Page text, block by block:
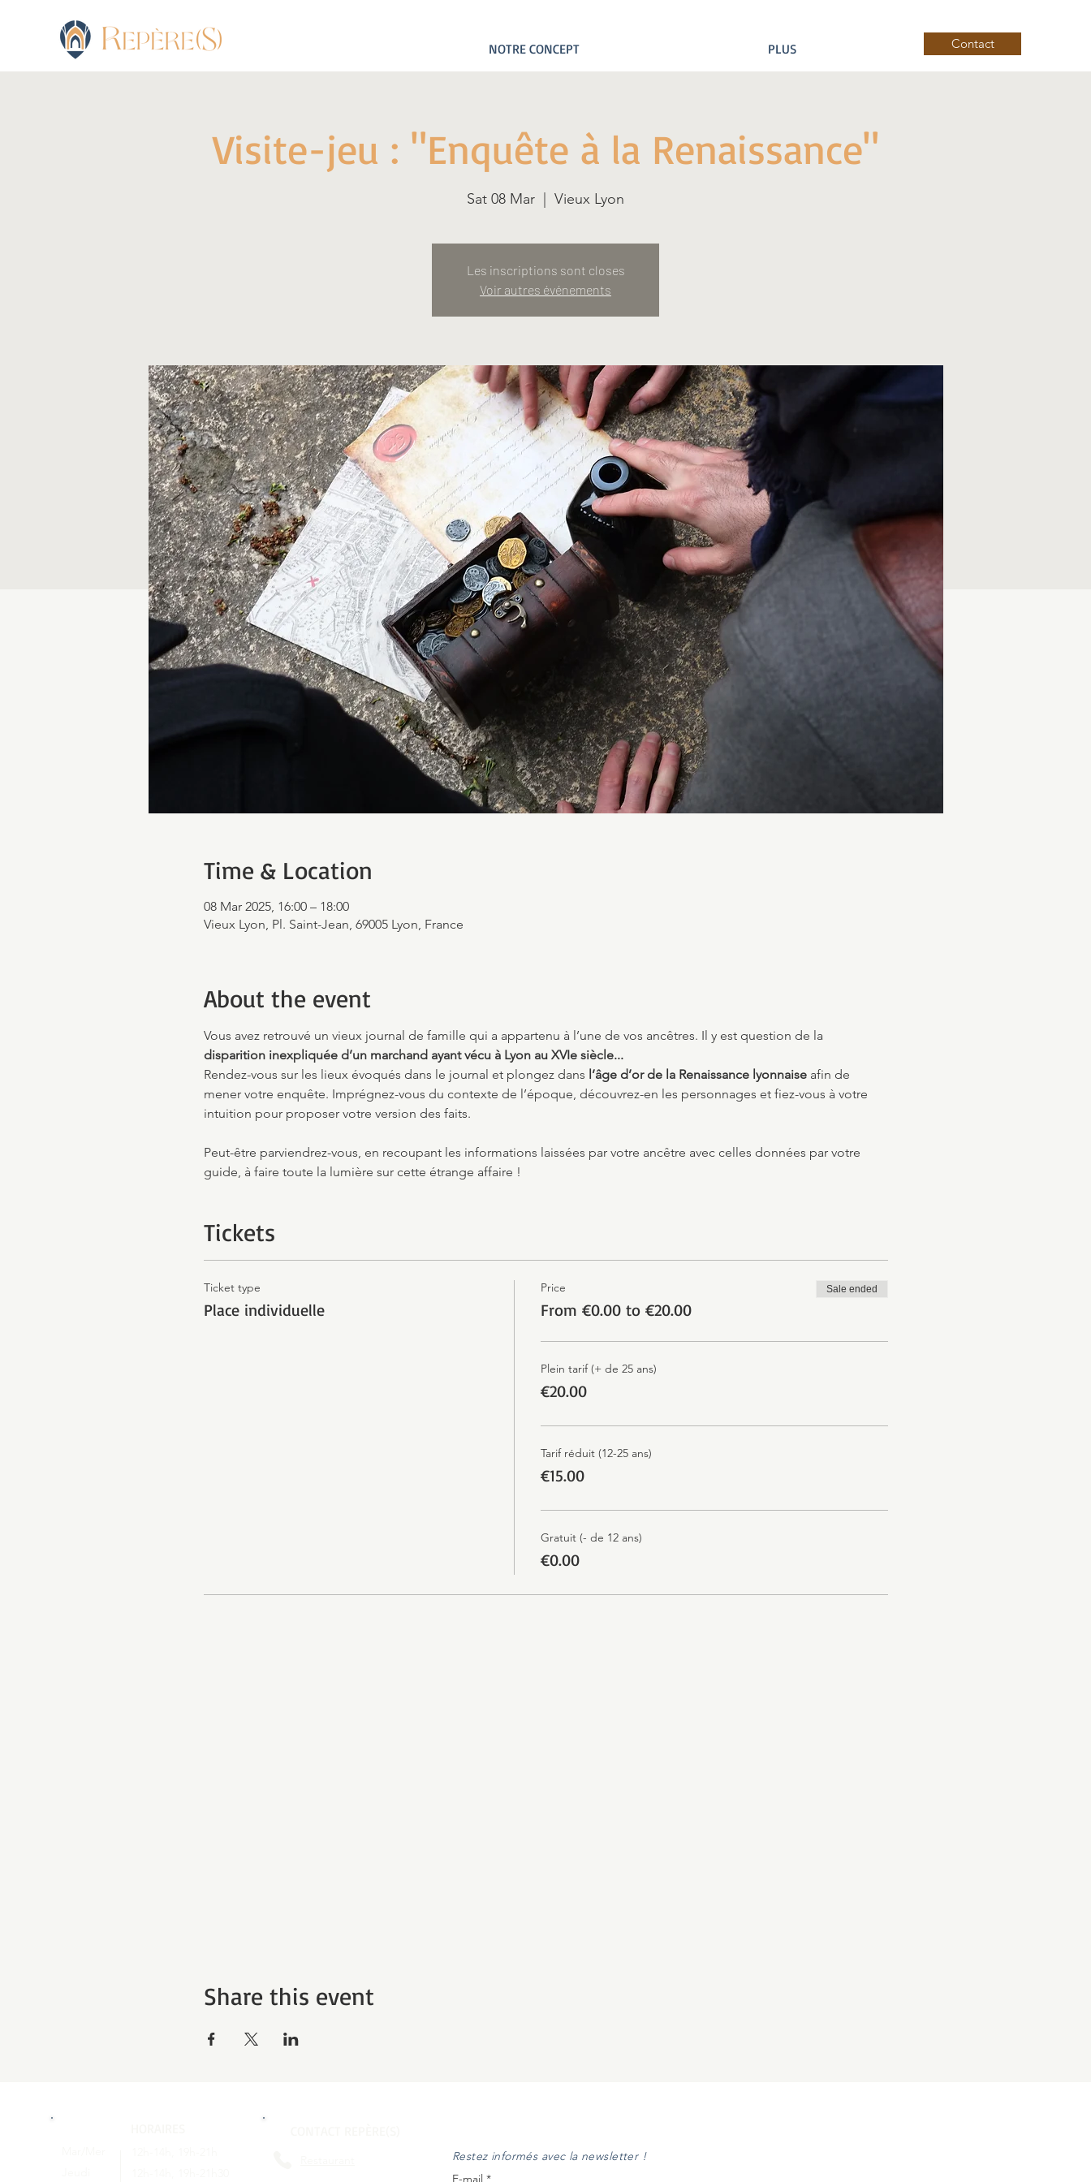
NOTRE CONCEPT PLUS Contact
Visite-jeu : "Enquête à la Renaissance"
Sat 08 Mar Vieux Lyon
Les inscriptions sont closes
Voir autres événements
Time & Location
08 Mar 2025, 16:00 – 18:00
Vieux Lyon, Pl. Saint-Jean, 69005 Lyon, France
About the event
Vous avez retrouvé un vieux journal de famille qui a appartenu à l’une de vos ancêtres. Il y est question de la
disparition inexpliquée d’un marchand ayant vécu à Lyon au XVIe siècle...
Rendez-vous sur les lieux évoqués dans le journal et plongez dans l’âge d’or de la Renaissance lyonnaise afin de
mener votre enquête. Imprégnez-vous du contexte de l’époque, découvrez-en les personnages et fiez-vous à votre
intuition pour proposer votre version des faits.
Peut-être parviendrez-vous, en recoupant les informations laissées par votre ancêtre avec celles données par votre
guide, à faire toute la lumière sur cette étrange affaire !
Tickets
Ticket type
Place individuelle
Price
From €0.00 to €20.00
Sale ended
Plein tarif (+ de 25 ans)
€20.00
Tarif réduit (12-25 ans)
€15.00
Gratuit (- de 12 ans)
€0.00
Share this event
Restez informés avec la newsletter !
E-mail